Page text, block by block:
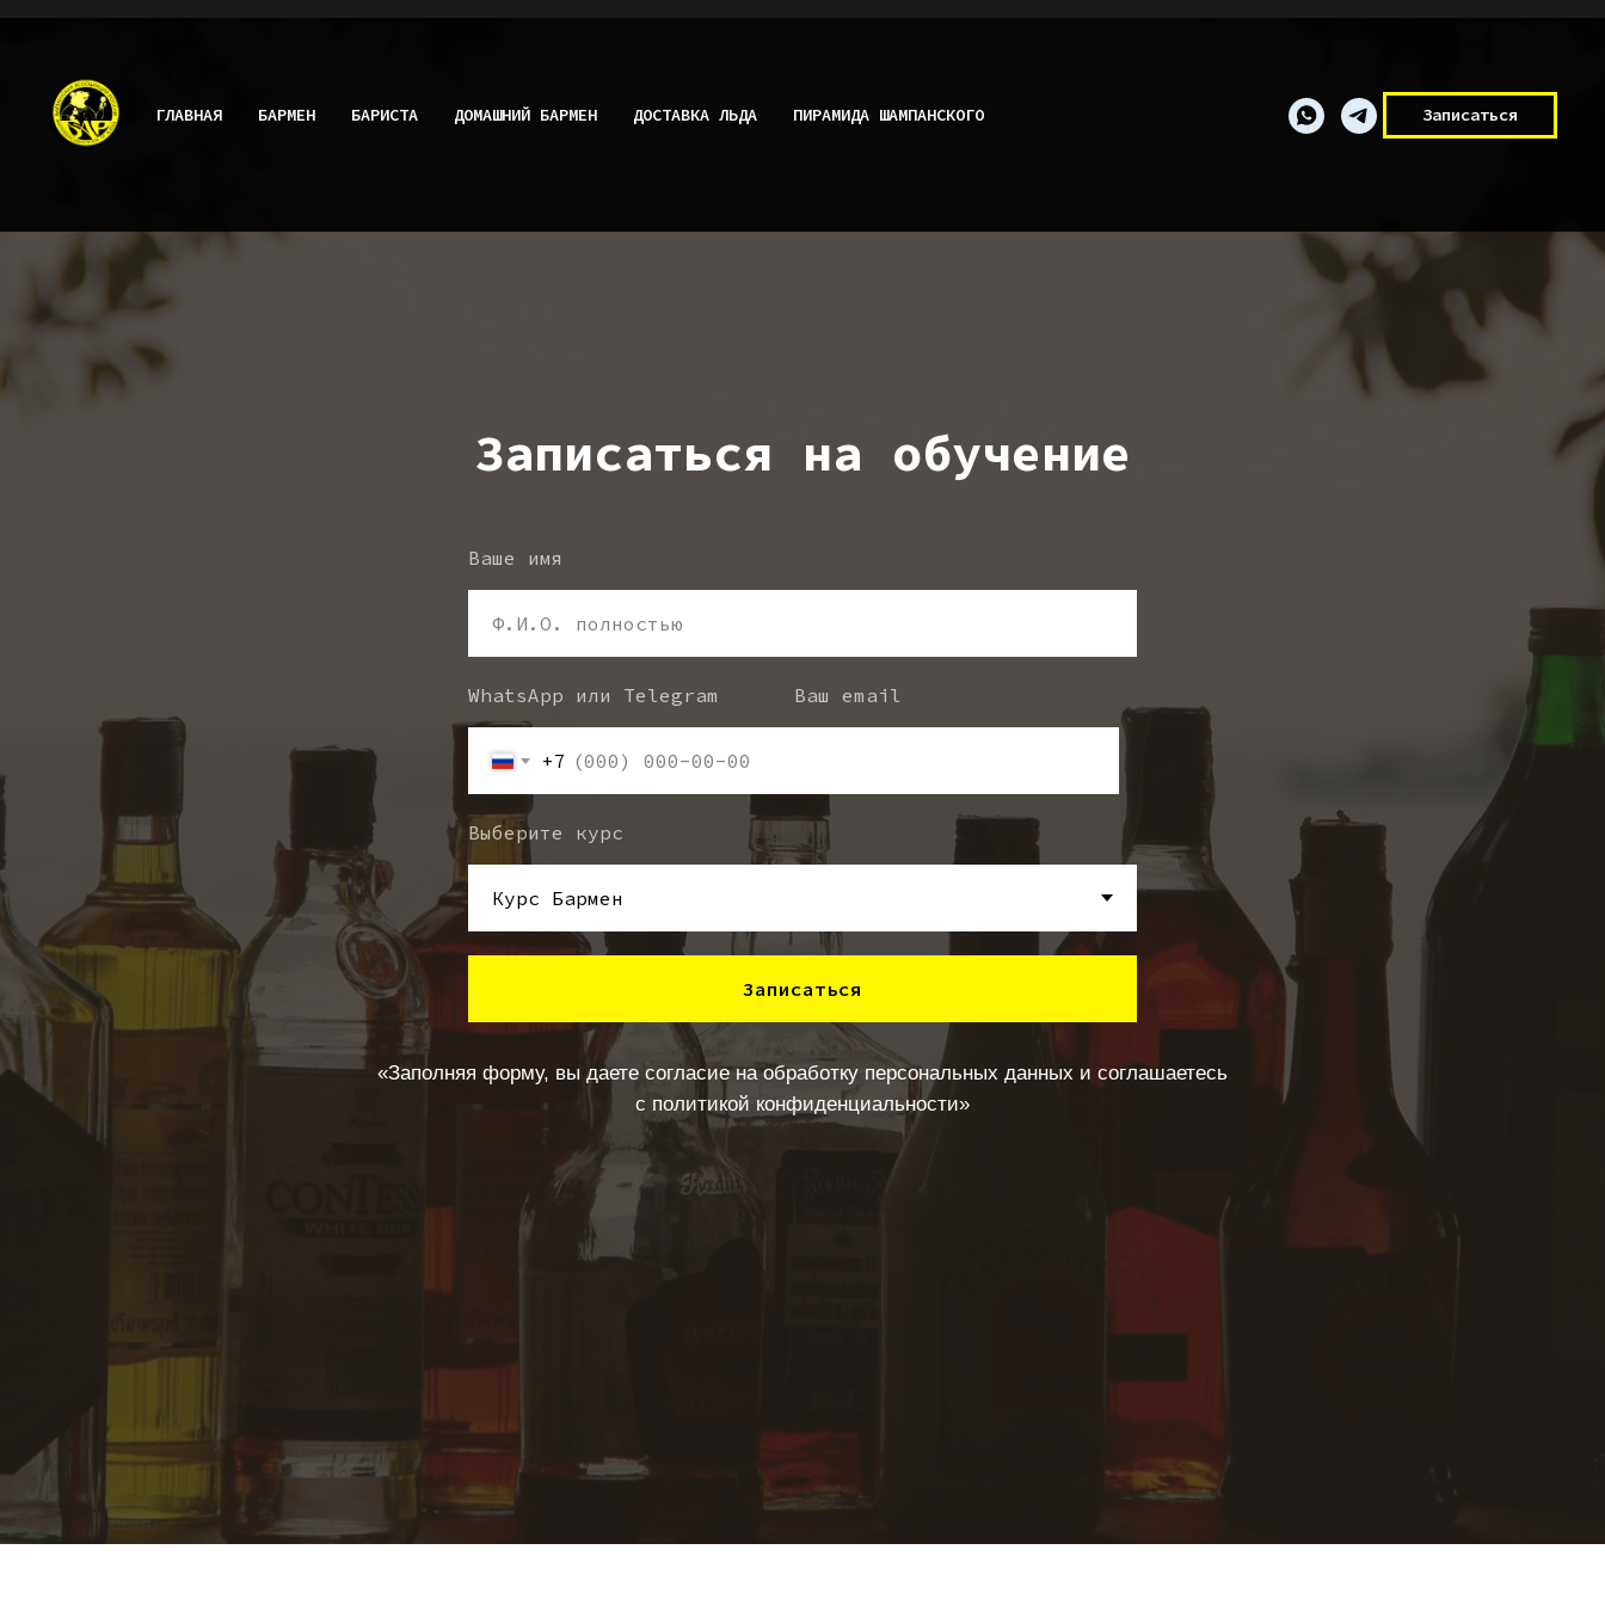
ГЛАВНАЯ БАРМЕН БАРИСТА ДОМАШНИЙ БАРМЕН ДОСТАВКА ЛЬДА ПИРАМИДА ШАМПАНСКОГО Записаться
Записаться на обучение
Ваше имя
Ф.И.О. полностью
WhatsApp или Telegram
+7
Ваш email
Выберите курс
Записаться
«Заполняя форму, вы даете согласие на обработку персональных данных и соглашаетесь
c политикой конфиденциальности»